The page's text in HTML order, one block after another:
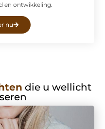
en ontwikkeling.
nu
die u wellicht